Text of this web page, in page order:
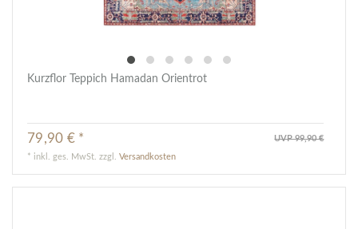
Kurzflor Teppich Hamadan Orientrot
UVP 99,90 €
79,90 € *
* inkl. ges. MwSt. zzgl.Versandkosten